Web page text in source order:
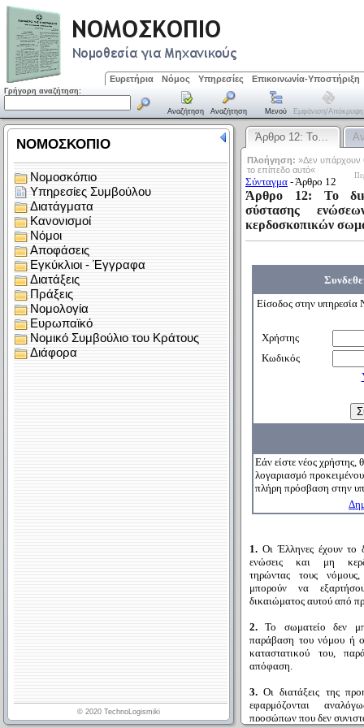
Ευρετήρια Νόμος Υπηρεσίες Επικοινωνία-Υποστήριξη
Γρήγορη αναζήτηση:
Αναζήτηση Αναζήτηση Μενού Εμφάνιση/απόκρυψη
Άρθρο 12: Το…